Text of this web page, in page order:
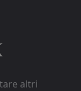
altri